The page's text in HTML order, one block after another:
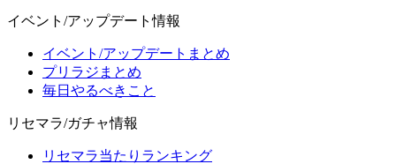
イベント/アップデート情報
イベント/アップデートまとめ
プリラジまとめ
毎日やるべきこと
リセマラ/ガチャ情報
リセマラ当たりランキング